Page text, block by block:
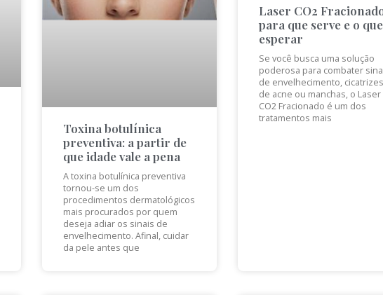
Toxina botulínica
preventiva: a partir de
que idade vale a pena
A toxina botulínica preventiva
tornou-se um dos
procedimentos dermatológicos
mais procurados por quem
deseja adiar os sinais de
envelhecimento. Afinal, cuidar
da pele antes que
Laser CO2
para que serve e o que
esperar
Se você busca uma solução
poderosa para combater
de envelhecimento, cicatrizes
de acne ou manchas, o Laser
CO2 Fracionado é um dos
tratamentos mais